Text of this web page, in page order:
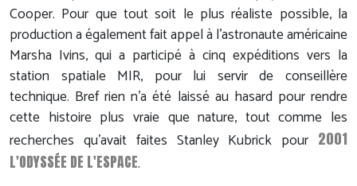
Cooper. Pour que tout soit le plus réaliste possible, la
production a également fait appel à l'astronaute américaine
Marsha Ivins, qui a participé à cinq expéditions vers la
station spatiale MIR, pour lui servir de conseillère
technique. Bref rien n'a été laissé au hasard pour rendre
cette histoire plus vraie que nature, tout comme les
recherches qu'avait faites Stanley Kubrick pour 2001
L'ODYSSÉE DE L'ESPACE.